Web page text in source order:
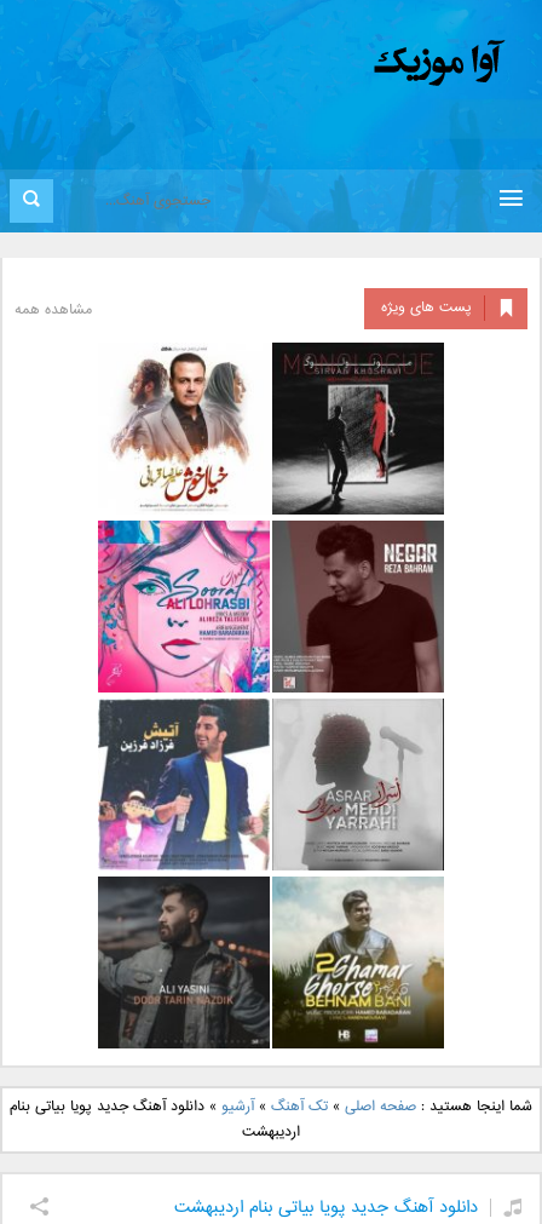
پست های ویژه مشاهده همه
دانلود آلبوم جدید سیروان
خسروی بنام مونولوگ
دانلود آهنگ جدید علیرضا
قربانی بنام خیال خوش
دانلود آهنگ جدید رضا
بهرام بنام نگار
دانلود آهنگ جدید علی
لهراسبی بنام صورت
دانلود آهنگ جدید مهدی
یراحی بنام اسرار
دانلود آهنگ جدید فرزاد
فرزین بنام آتیش
دانلود آهنگ جدید بهنام
بانی بنام قرص قمر 2
دانلود آهنگ جدید علی
یاسینی بنام دورترین نزدیک
شما اینجا هستید :صفحه اصلی »تک آهنگ »آرشیو »دانلود آهنگ جدید پویا بیاتی بنام
اردیبهشت
دانلود آهنگ جدید پویا بیاتی بنام اردیبهشت